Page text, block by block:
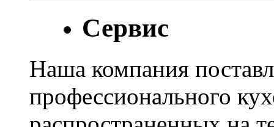
Сервис
Наша компания
профессионального